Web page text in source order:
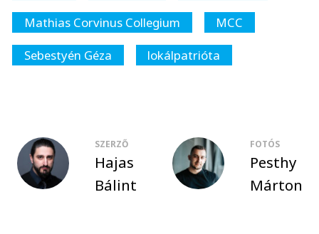
Mathias Corvinus Collegium
MCC
Sebestyén Géza
lokálpatrióta
SZERZŐ
Hajas
Bálint
FOTÓS
Pesthy
Márton